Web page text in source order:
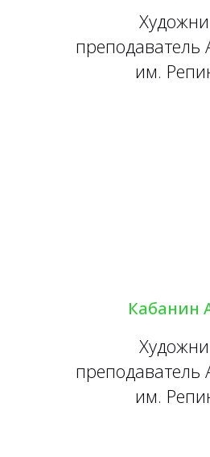
преподаватель
им.
Кабанин
преподаватель
им.